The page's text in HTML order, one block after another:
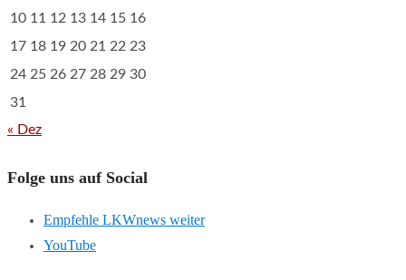
10 11 12 13 14 15 16
17 18 19 20 21 22 23
24 25 26 27 28 29 30
31
« Dez
Folge uns auf Social
Empfehle LKWnews weiter
YouTube